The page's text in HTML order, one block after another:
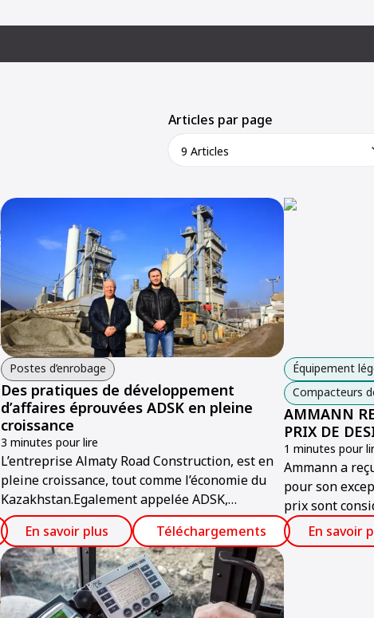
Articles par page
9 Articles
Postes d’enrobage
Des pratiques de développement
d’affaires éprouvées ADSK en pleine
croissance
3 minutes pour lire
L’entreprise Almaty Road Construction, est en
pleine croissance, tout comme l’économie du
Kazakhstan.Egalement appelée ADSK,
l’entreprise a acheté son premier poste
d’enrobage en 2001 et en acheté deux de plus
depuis.
En savoir plus Téléchargements
Équipement
Compacteurs
AMMANN
PRIX DE
1 minutes pour
Ammann a
pour son
prix sont
distinctions
En savoir